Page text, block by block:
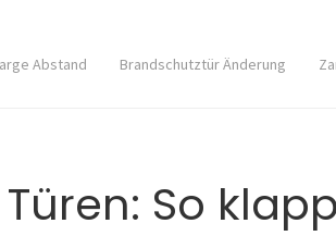
Abstand Brandschutztür Änderung
So